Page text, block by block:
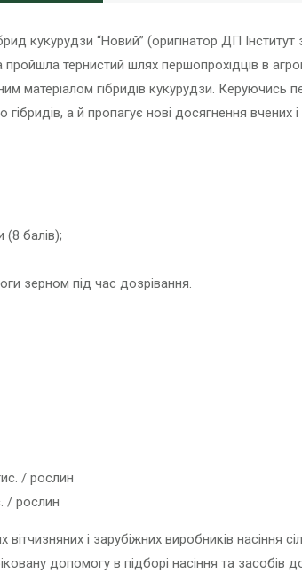
кукурудзи “Новий” (оригінатор ДП
пройшла тернистий шлях першопрохідців в
матеріалом гібридів кукурудзи.
а й пропагує нові досягнення вчених і
(8 балів);
зерном під час дозрівання.
/ рослин
/ рослин
вітчизняних і зарубіжних виробників
допомогу в підборі насіння та